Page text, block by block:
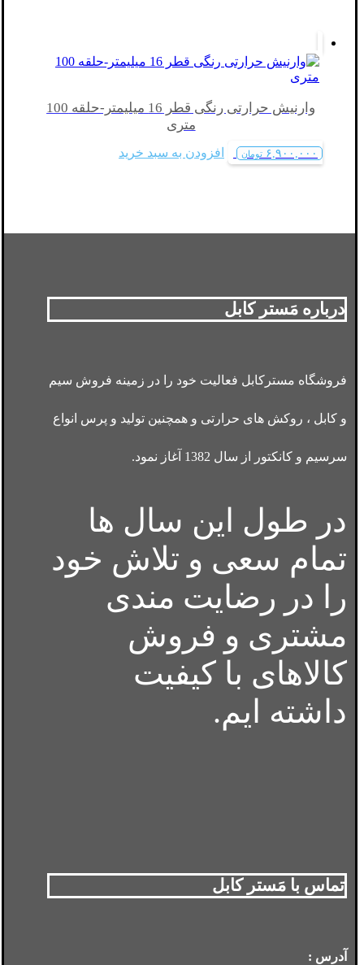
وارنیش حرارتی رنگی قطر 16 میلیمتر-حلقه 100
متری
۶,۹۰۰,۰۰۰ تومان افزودن به سبد خرید
درباره مَستر کابل
فروشگاه مسترکابل فعالیت خود را در زمینه فروش سیم
و کابل ، روکش های حرارتی و همچنین تولید و پرس انواع
سرسیم و کانکتور از سال 1382 آغاز نمود.
در طول این سال ها
تمام سعی و تلاش خود
را در رضایت مندی
مشتری و فروش
کالاهای با کیفیت
داشته ایم.
تماس با مَستر کابل
آدرس :